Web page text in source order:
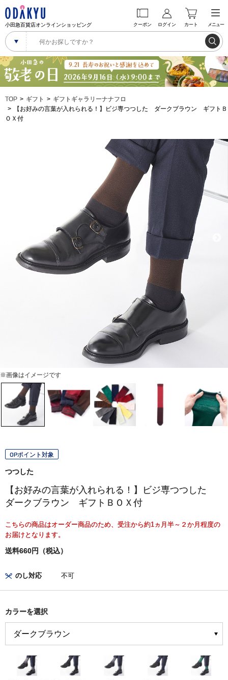
小田急百貨店オンラインショッピング クーポン ログイン カート メニュー
TOP ギフト
ギフトギャラリーナナフロ
【お好みの言葉が入れられる！】ビジ専つつした ダークブラウン ギフトＢ
ＯＸ付
※画像はイメージです
OPポイント対象
つつした
【お好みの言葉が入れられる！】ビジ専つつした
ダークブラウン ギフトＢＯＸ付
こちらの商品はオーダー商品のため、受注から約1ヵ月半～２か月程度の
お届けとなります。
送料660円（税込）
のし対応 不可
カラーを選択